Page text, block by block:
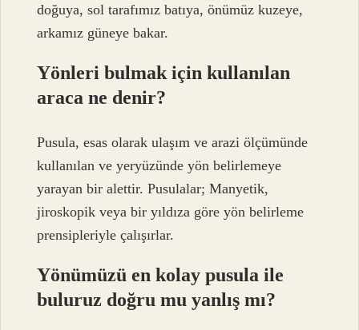
doğuya, sol tarafımız batıya, önümüz kuzeye,
arkamız güneye bakar.
Yönleri bulmak için kullanılan
araca ne denir?
Pusula, esas olarak ulaşım ve arazi ölçümünde
kullanılan ve yeryüzünde yön belirlemeye
yarayan bir alettir. Pusulalar; Manyetik,
jiroskopik veya bir yıldıza göre yön belirleme
prensipleriyle çalışırlar.
Yönümüzü en kolay pusula ile
buluruz doğru mu yanlış mı?